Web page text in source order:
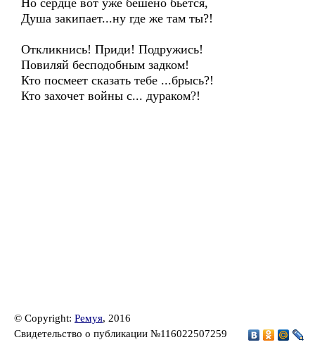
Но сердце вот уже бешено бьется,
Душа закипает...ну где же там ты?!
Откликнись! Приди! Подружись!
Повиляй бесподобным задком!
Кто посмеет сказать тебе ...брысь?!
Кто захочет войны с... дураком?!
© Copyright: Ремуя, 2016
Свидетельство о публикации №116022507259